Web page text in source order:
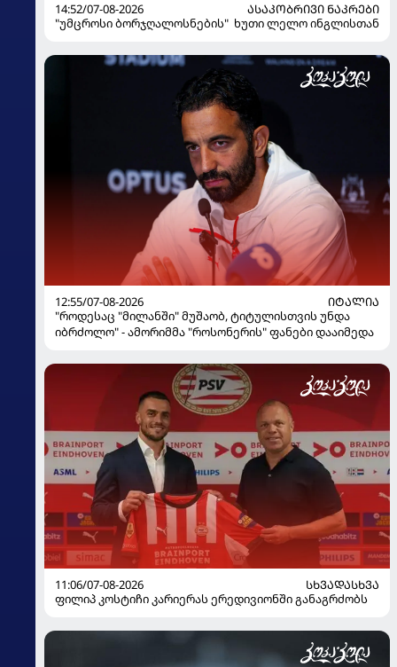
14:52/07-08-2026
ᲐᲡᲐᲙᲝᲑᲠᲘᲕᲘ ᲜᲐᲙᲠᲔᲑᲘ
"უმცროსი ბორჯღალოსნების" ხუთი ლელო ინგლისთან
12:55/07-08-2026
ᲘᲢᲐᲚᲘᲐ
"როდესაც "მილანში" მუშაობ, ტიტულისთვის უნდა
იბრძოლო" - ამორიმმა "როსონერის" ფანები დააიმედა
11:06/07-08-2026
ᲡᲮᲕᲐᲓᲐᲡᲮᲕᲐ
ფილიპ კოსტიჩი კარიერას ერედივიონში განაგრძობს